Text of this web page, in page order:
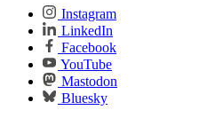
Instagram
LinkedIn
Facebook
YouTube
Mastodon
Bluesky